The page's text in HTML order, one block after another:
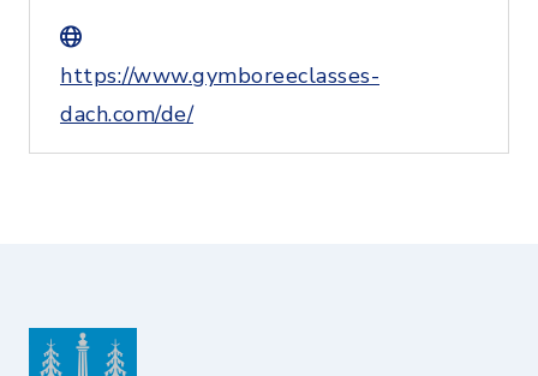
https://www.gymboreeclasses-
dach.com/de/